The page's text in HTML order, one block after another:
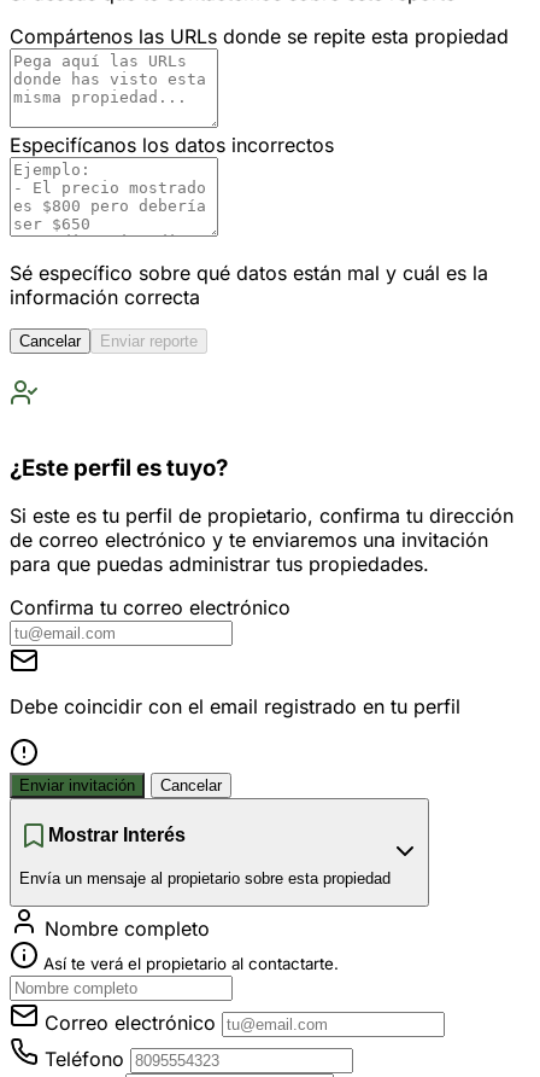
Compártenos las URLs donde se repite esta propiedad
Especifícanos los datos incorrectos
Sé específico sobre qué datos están mal y cuál es la
información correcta
Cancelar Enviar reporte
¿Este perfil es tuyo?
Si este es tu perfil de propietario, confirma tu dirección
de correo electrónico y te enviaremos una invitación
para que puedas administrar tus propiedades.
Confirma tu correo electrónico
Debe coincidir con el email registrado en tu perfil
Enviar invitación Cancelar
Mostrar Interés
Envía un mensaje al propietario sobre esta propiedad
Nombre completo
Así te verá el propietario al contactarte.
Correo electrónico
Teléfono